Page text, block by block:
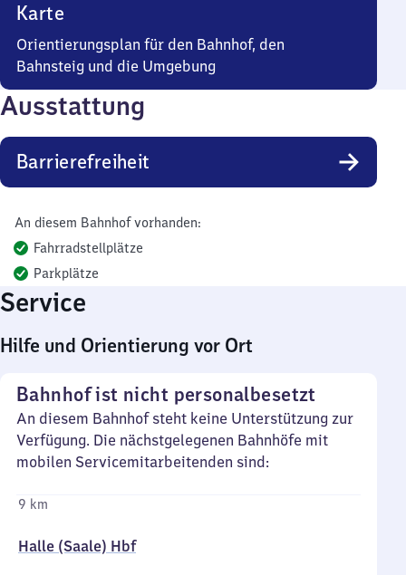
Karte
Orientierungsplan für den Bahnhof, den
Bahnsteig und die Umgebung
Ausstattung
Barrierefreiheit
An diesem Bahnhof vorhanden:
Fahrradstellplätze
Parkplätze
Service
Hilfe und Orientierung vor Ort
Bahnhof ist nicht personalbesetzt
An diesem Bahnhof steht keine Unterstützung zur
Verfügung. Die nächstgelegenen Bahnhöfe mit
mobilen Servicemitarbeitenden sind:
9 km
Halle (Saale) Hbf